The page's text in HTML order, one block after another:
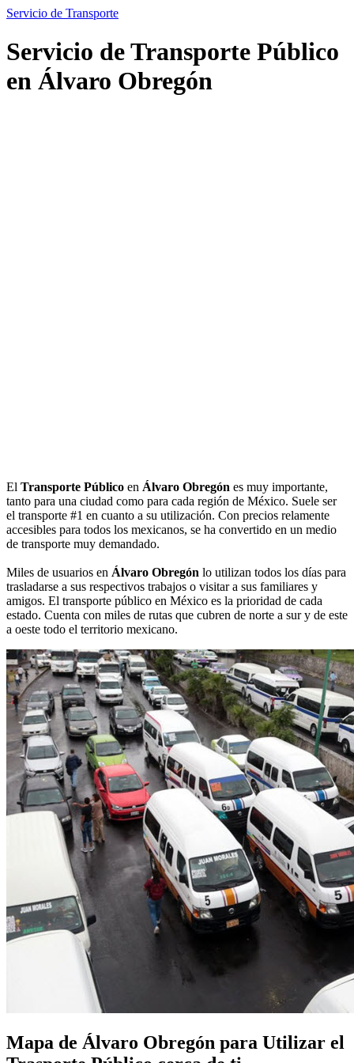
Servicio de Transporte
Servicio de Transporte Público
en Álvaro Obregón
El Transporte Público en Álvaro Obregón es muy importante,
tanto para una ciudad como para cada región de México. Suele ser
el transporte #1 en cuanto a su utilización. Con precios relamente
accesibles para todos los mexicanos, se ha convertido en un medio
de transporte muy demandado.
Miles de usuarios en Álvaro Obregón lo utilizan todos los días para
trasladarse a sus respectivos trabajos o visitar a sus familiares y
amigos. El transporte público en México es la prioridad de cada
estado. Cuenta con miles de rutas que cubren de norte a sur y de este
a oeste todo el territorio mexicano.
Mapa de Álvaro Obregón para Utilizar el